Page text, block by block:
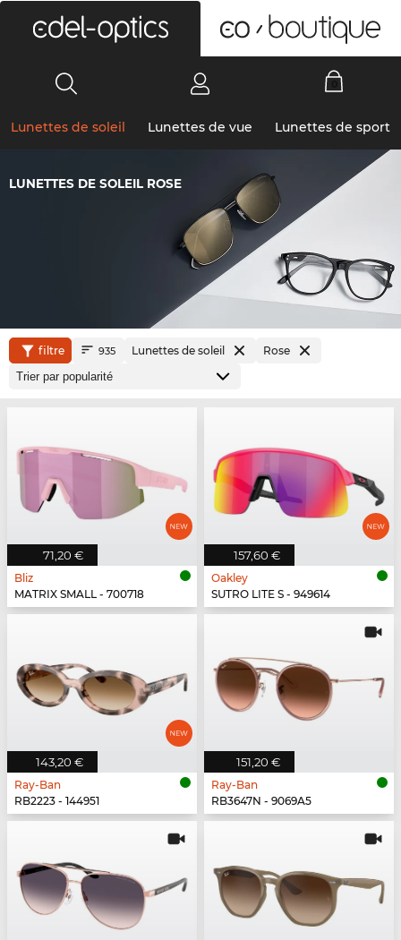
Lunettes de soleil Lunettes de vue Lunettes de sport
LUNETTES DE SOLEIL ROSE
filtre 935 Lunettes de soleil Rose
71,20 €
Bliz
MATRIX SMALL - 700718
157,60 €
Oakley
SUTRO LITE S - 949614
143,20 €
Ray-Ban
RB2223 - 144951
151,20 €
Ray-Ban
RB3647N - 9069A5